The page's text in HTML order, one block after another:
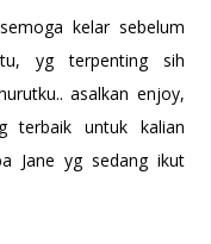
kelar sebelum
yg terpenting sih
asalkan enjoy,
terbaik untuk kalian
Jane yg sedang ikut